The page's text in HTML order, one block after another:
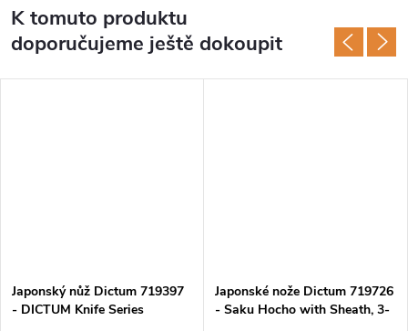
K tomuto produktu
doporučujeme ještě dokoupit
Japonský nůž Dictum 719397
- DICTUM Knife Series
Japonské nože Dictum 719726
- Saku Hocho with Sheath, 3-